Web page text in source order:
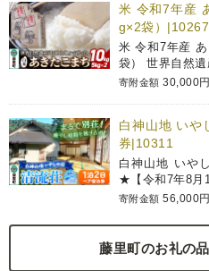
米 令和7年産
g×2袋）|10267
米 令和7年産
袋） 世界自然
寄附金額 30,000円
白神山地 いや
券|10311
白神山地 いや
★【令和7年8月
寄附金額 56,000円
藤里町のお礼の